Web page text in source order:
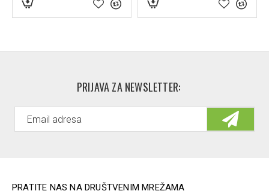
PRIJAVA ZA NEWSLETTER:
PRATITE NAS NA DRUŠTVENIM MREŽAMA